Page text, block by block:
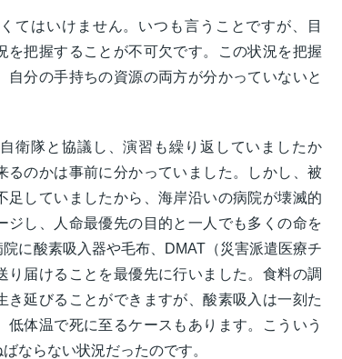
てはいけません。いつも言うことですが、目
を把握することが不可欠です。この状況を把握
自分の手持ちの資源の両方が分かっていないと
衛隊と協議し、演習も繰り返していましたか
るのかは事前に分かっていました。しかし、被
足していましたから、海岸沿いの病院が壊滅的
ジし、人命最優先の目的と一人でも多くの命を
に酸素吸入器や毛布、DMAT（災害派遣医療チ
り届けることを最優先に行いました。食料の調
き延びることができますが、酸素吸入は一刻た
低体温で死に至るケースもあります。こういう
ならない状況だったのです。